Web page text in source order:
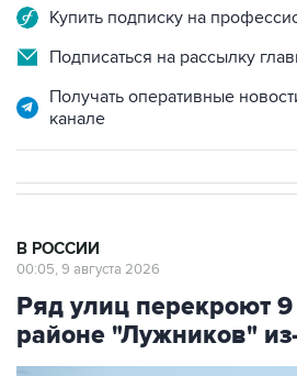
Купить подписку на
Подписаться на рассылку
Получать оперативные
канале
В РОССИИ
00:05, 9 августа 2026
Ряд улиц перекроют 9
районе "Лужников"